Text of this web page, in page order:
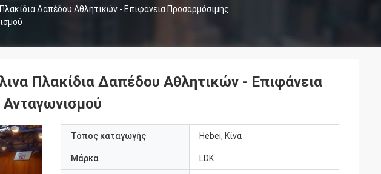
Δαπέδου Αθλητικών - Επιφάνεια Προσαρμόσιμης
Πλακίδια Δαπέδου Αθλητικών - Επιφάνεια
Τόπος καταγωγής Hebei, Κίνα
Μάρκα LDK